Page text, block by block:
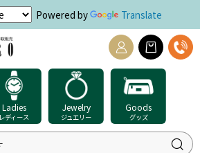
Powered by Translate
Ladies
レディース
Jewelry
ジュエリー
Goods
グッズ